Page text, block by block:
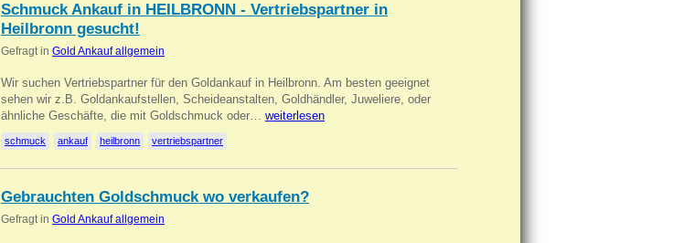
Schmuck Ankauf in HEILBRONN - Vertriebspartner in
Heilbronn gesucht!
Gefragt in Gold Ankauf allgemein
Wir suchen Vertriebspartner für den Goldankauf in Heilbronn. Am besten geeignet
sehen wir z.B. Goldankaufstellen, Scheideanstalten, Goldhändler, Juweliere, oder
ähnliche Geschäfte, die mit Goldschmuck oder… weiterlesen
schmuck ankauf heilbronn vertriebspartner
Gebrauchten Goldschmuck wo verkaufen?
Gefragt in Gold Ankauf allgemein